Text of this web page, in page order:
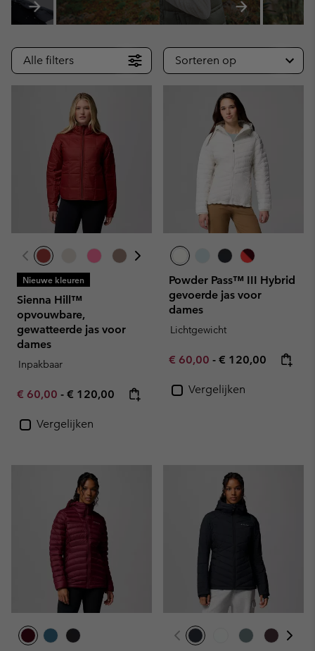
Alle filters Sorteren op
Nieuwe kleuren
Sienna Hill™
opvouwbare,
gewatteerde jas voor
dames
Inpakbaar
Minimum sale price:
€ 60,00 - Maximum price:
€ 120,00
Vergelijken
Powder Pass™ III Hybrid
gevoerde jas voor
dames
Lichtgewicht
Minimum sale price:
€ 60,00 - Maximum price:
€ 120,00
Vergelijken